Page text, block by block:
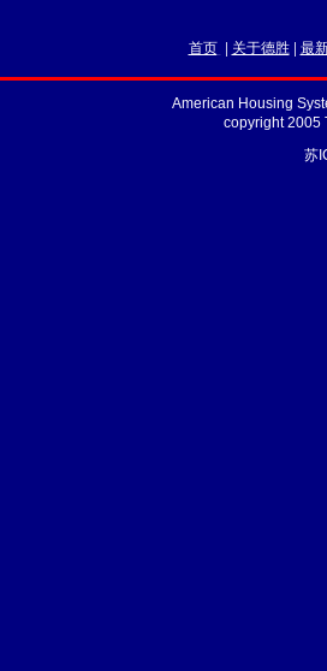
首页 | 关于德胜| 最
American Housing
copyright 2005
苏